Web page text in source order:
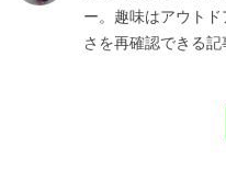
ー。趣味はアウト
さを再確認できる記